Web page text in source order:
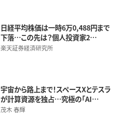
日経平均株価は一時6万0,488円まで
下落…この先は？個人投資家2…
楽天証券経済研究所
宇宙から路上まで！スペースXとテスラ
が計算資源を独占…究極の「AI…
茂木 春輝